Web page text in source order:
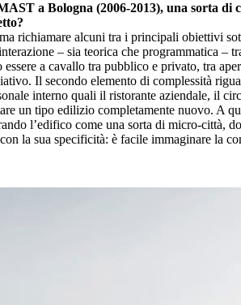
a Bologna (2006-2013), una sorta di
richiamare alcuni tra i principali obiettivi
– sia teorica che programmatica
a cavallo tra pubblico e privato, tra
Il secondo elemento di complessità
interno quali il ristorante aziendale, il
un tipo edilizio completamente nuovo. A
l’edifico come una sorta di micro-città,
la sua specificità: è facile immaginare la